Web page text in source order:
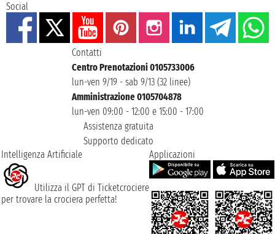
Social
Contatti
Centro Prenotazioni 0105733006
lun-ven 9/19 - sab 9/13 (32 linee)
Amministrazione 0105704878
lun-ven 09:00 - 12:00 e 15:00 - 17:00
Assistenza gratuita
Supporto dedicato
Intelligenza Artificiale
Utilizza il GPT di Ticketcrociere
per trovare la crociera perfetta!
Applicazioni